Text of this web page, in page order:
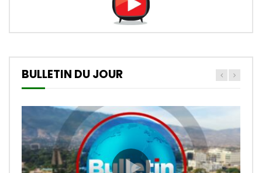
BULLETIN DU JOUR